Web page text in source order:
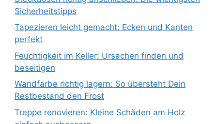
Sicherheitstipps
Tapezieren leicht gemacht: Ecken und Kanten
perfekt
Feuchtigkeit im Keller: Ursachen finden und
beseitigen
Wandfarbe richtig lagern: So übersteht Dein
Restbestand den Frost
Treppe renovieren: Kleine Schäden am Holz